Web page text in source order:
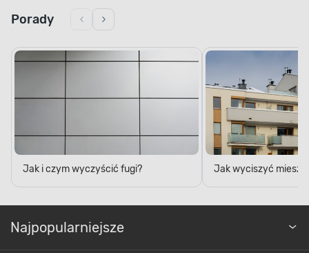
Porady
Jak i czym wyczyścić fugi? Jak wyciszyć
Najpopularniejsze